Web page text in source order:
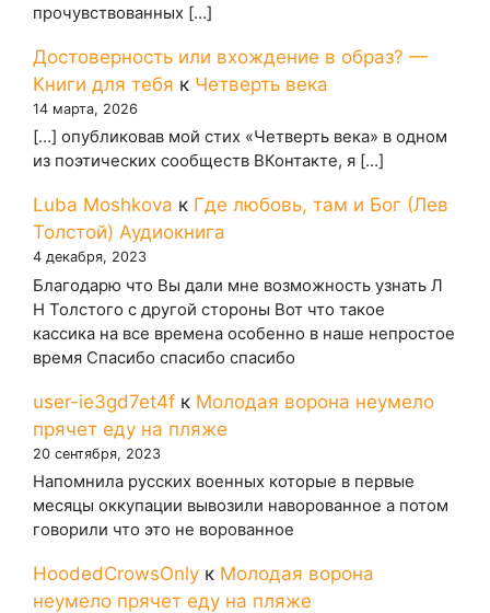
прочувствованных […]
Достоверность или вхождение в образ? —
Книги для тебя к Четверть века
14 марта, 2026
[…] опубликовав мой стих «Четверть века» в одном
из поэтических сообществ ВКонтакте, я […]
Luba Moshkova к Где любовь, там и Бог (Лев
Толстой) Аудиокнига
4 декабря, 2023
Благодарю что Вы дали мне возможность узнать Л
Н Толстого с другой стороны Вот что такое
кассика на все времена особенно в наше непростое
время Спасибо спасибо спасибо
user-ie3gd7et4f к Молодая ворона неумело
прячет еду на пляже
20 сентября, 2023
Напомнила русских военных которые в первые
месяцы оккупации вывозили наворованное а потом
говорили что это не ворованное
HoodedCrowsOnly к Молодая ворона
неумело прячет еду на пляже